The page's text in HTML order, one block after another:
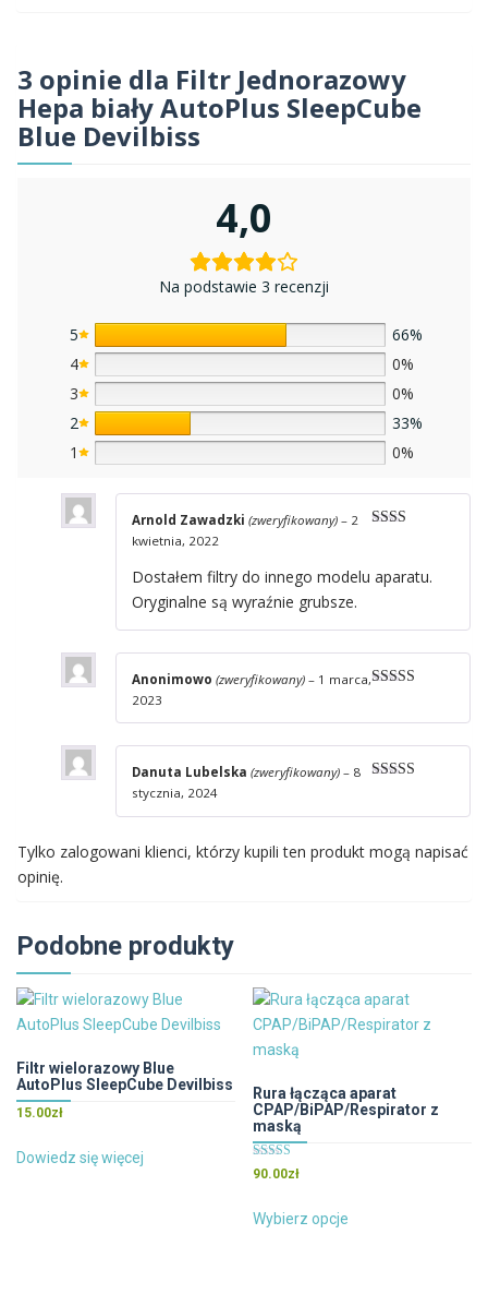
3 opinie dla Filtr Jednorazowy
Hepa biały AutoPlus SleepCube
Blue Devilbiss
4,0
Na podstawie 3 recenzji
5
66%
4
0%
3
0%
2
33%
1
0%
2na
5
Arnold Zawadzki (zweryfikowany) – 2
kwietnia, 2022
Dostałem filtry do innego modelu aparatu.
Oryginalne są wyraźnie grubsze.
Anonimowo (zweryfikowany) – 1 marca,
2023
Danuta Lubelska (zweryfikowany) – 8
stycznia, 2024
Tylko zalogowani klienci, którzy kupili ten produkt mogą napisać
opinię.
Podobne produkty
Filtr wielorazowy Blue
AutoPlus SleepCube Devilbiss
15.00zł
Dowiedz się więcej
Rura łącząca aparat
CPAP/BiPAP/Respirator z
maską
Oceniono
5.00
90.00zł
Wybierz opcje